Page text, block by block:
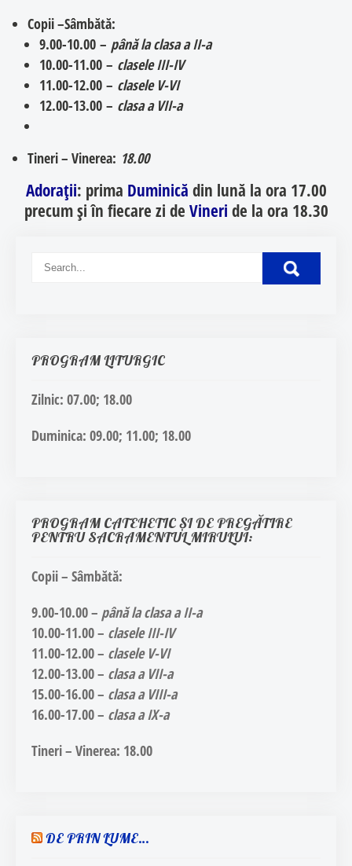
Copii –Sâmbătă:
9.00-10.00 – până la clasa a II-a
10.00-11.00 – clasele III-IV
11.00-12.00 – clasele V-VI
12.00-13.00 – clasa a VII-a
Tineri – Vinerea: 18.00
Adorații: prima Duminică din lună la ora 17.00
precum și în fiecare zi de Vineri de la ora 18.30
PROGRAM LITURGIC
Zilnic: 07.00; 18.00
Duminica: 09.00; 11.00; 18.00
PROGRAM CATEHETIC ȘI DE PREGĂTIRE
PENTRU SACRAMENTUL MIRULUI:
Copii – Sâmbătă:
9.00-10.00– până la clasa a II-a
10.00-11.00– clasele III-IV
11.00-12.00– clasele V-VI
12.00-13.00 – clasa a VII-a
15.00-16.00– clasa a VIII-a
16.00-17.00– clasa a IX-a
Tineri – Vinerea: 18.00
DE PRIN LUME…